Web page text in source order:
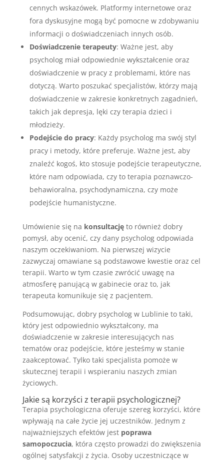
cennych wskazówek. Platformy internetowe oraz
fora dyskusyjne mogą być pomocne w zdobywaniu
informacji o doświadczeniach innych osób.
Doświadczenie terapeuty: Ważne jest, aby
psycholog miał odpowiednie wykształcenie oraz
doświadczenie w pracy z problemami, które nas
dotyczą. Warto poszukać specjalistów, którzy mają
doświadczenie w zakresie konkretnych zagadnień,
takich jak depresja, lęki czy terapia dzieci i
młodzieży.
Podejście do pracy: Każdy psycholog ma swój styl
pracy i metody, które preferuje. Ważne jest, aby
znaleźć kogoś, kto stosuje podejście terapeutyczne,
które nam odpowiada, czy to terapia poznawczo-
behawioralna, psychodynamiczna, czy może
podejście humanistyczne.
Umówienie się na konsultacjęto również dobry
pomysł, aby ocenić, czy dany psycholog odpowiada
naszym oczekiwaniom. Na pierwszej wizycie
zazwyczaj omawiane są podstawowe kwestie oraz cel
terapii. Warto w tym czasie zwrócić uwagę na
atmosferę panującą w gabinecie oraz to, jak
terapeuta komunikuje się z pacjentem.
Podsumowując, dobry psycholog w Lublinie to taki,
który jest odpowiednio wykształcony, ma
doświadczenie w zakresie interesujących nas
tematów oraz podejście, które jesteśmy w stanie
zaakceptować. Tylko taki specjalista pomoże w
skutecznej terapii i wspieraniu naszych zmian
życiowych.
Jakie są korzyści z terapii psychologicznej?
Terapia psychologiczna oferuje szereg korzyści, które
wpływają na całe życie jej uczestników. Jednym z
najważniejszych efektów jest poprawa
samopoczucia, która często prowadzi do zwiększenia
ogólnej satysfakcji z życia. Osoby uczestniczące w